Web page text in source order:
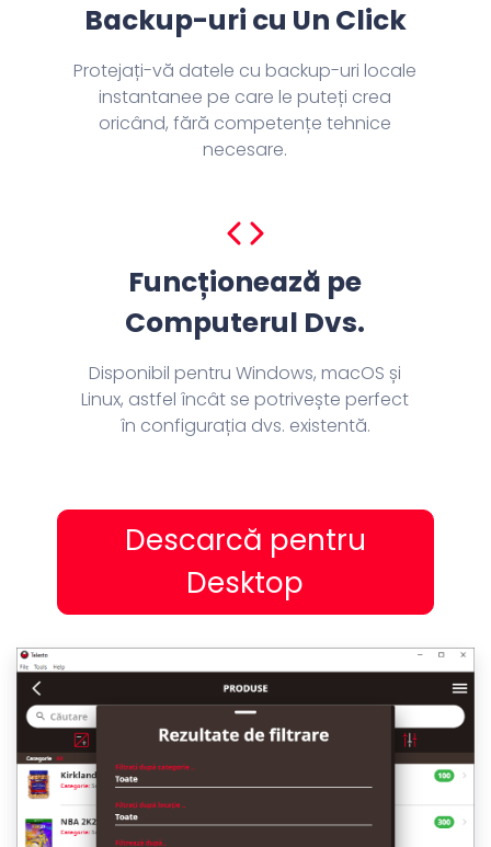
Backup-uri cu Un Click
Protejați-vă datele cu backup-uri locale
instantanee pe care le puteți crea
oricând, fără competențe tehnice
necesare.
Funcționează pe
Computerul Dvs.
Disponibil pentru Windows, macOS și
Linux, astfel încât se potrivește perfect
în configurația dvs. existentă.
Descarcă pentru
Desktop